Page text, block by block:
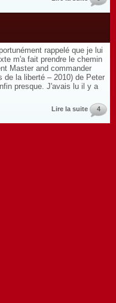
rappelé que je lui
m'a fait prendre le chemin
Master and commander
de la liberté – 2010) de Peter
presque. J'avais lu il y a
Lire la suite 4